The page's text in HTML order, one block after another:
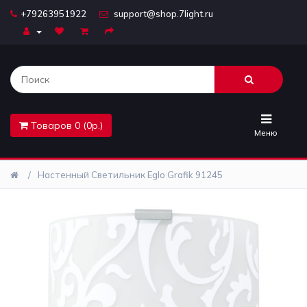
+79263951922 support@shop.7light.ru
Товаров 0 (0р.)
Меню
Комплектующие
Лайтбоксы
Настенный Светильник Eglo Grafik 91245